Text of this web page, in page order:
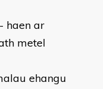
haen ar
metel
ehangu